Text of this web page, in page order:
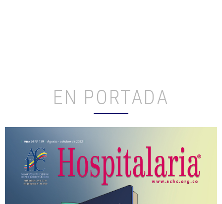
EN PORTADA